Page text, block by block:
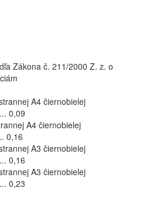
Zákona č. 211/2000 Z. z. o
A4 čiernobielej
0,09
A4 čiernobielej
0,16
A3 čiernobielej
0,16
A3 čiernobielej
0,23